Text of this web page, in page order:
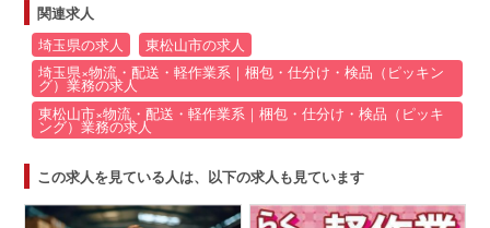
関連求人
埼玉県の求人
東松山市の求人
埼玉県×物流・配送・軽作業系｜梱包・仕分け・検品（ピッキン
グ）業務の求人
東松山市×物流・配送・軽作業系｜梱包・仕分け・検品（ピッキ
ング）業務の求人
この求人を見ている人は、以下の求人も見ています